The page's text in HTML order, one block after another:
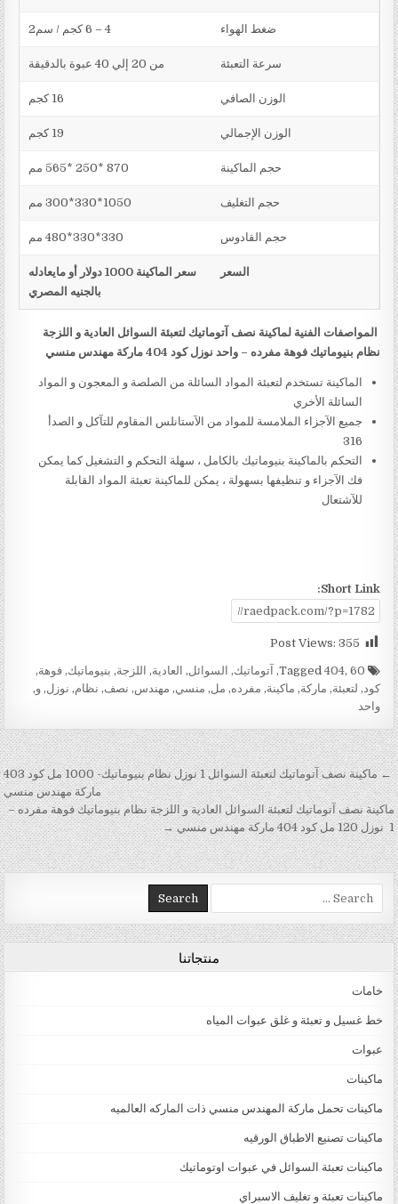
ضغط الهواء 4 – 6 كجم / سم2
سرعة التعبئة من 20 إلي 40 عبوة بالدقيقة
الوزن الصافي 16 كجم
الوزن الإجمالي 19 كجم
حجم الماكينة 870 *250 *565 مم
حجم التغليف 1050*330*300 مم
حجم القادوس 330*330*480 مم
السعر
سعر الماكينة 1000 دولار أو مايعادله
بالجنيه المصري
المواصفات الفنية لماكينة نصف آتوماتيك لتعبئة السوائل العادية و اللزجة
نظام بنيوماتيك فوهة مفرده – واحد نوزل كود 404 ماركة مهندس منسي
الماكينة تستخدم لتعبئة المواد السائلة من الصلصة و المعجون و المواد
السائلة الأخري
جميع الآجزاء الملامسة للمواد من الآستانلس المقاوم للتآكل و الصدأ
316
التحكم بالماكينة بنيوماتيك بالكامل ، سهلة التحكم و التشغيل كما يمكن
فك الآجزاء و تنظيفها بسهولة ، يمكن للماكينة تعبئة المواد القابلة
للآشتعال
Short Link:
Post Views: 355
404, 60
, آتوماتيك, السوائل, العادية, اللزجة, بنيوماتيك,فوهة,
كود, لتعبئة, ماركة, ماكينة, مفرده, مل, منسي, مهندس, نصف, نظام, نوزل,و,
واحد
تصفّح المقالات
← ماكينة نصف آتوماتيك لتعبئة السوائل 1 نوزل نظام بنيوماتيك- 1000 مل كود 403
ماركة مهندس منسي
ماكينة نصف آتوماتيك لتعبئة السوائل العادية و اللزجة نظام بنيوماتيك فوهة مفرده –
1 نوزل 120 مل كود 404 ماركة مهندس منسي →
Search for:
منتجاتنا
خامات
خط غسيل و تعبئة و غلق عبوات المياه
عبوات
ماكينات
ماكينات تحمل ماركة المهندس منسي ذات الماركه العالميه
ماكينات تصنيع الاطباق الورقيه
ماكينات تعبئة السوائل في عبوات اوتوماتيك
ماكينات تعبئة و تغليف الاسبراي